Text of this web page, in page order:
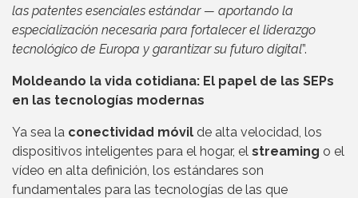
las patentes esenciales estándar — aportando la
especialización necesaria para fortalecer el liderazgo
tecnológico de Europa y garantizar su futuro digital”.
Moldeando la vida cotidiana: El papel de las SEPs
en las tecnologías modernas
Ya sea la conectividad móvil de alta velocidad, los
dispositivos inteligentes para el hogar, el streaming o el
vídeo en alta definición, los estándares son
fundamentales para las tecnologías de las que